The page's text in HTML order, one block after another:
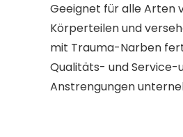
Geeignet für alle Arten
Körperteilen und
mit Trauma-Narben
Qualitäts- und Service-
Anstrengungen